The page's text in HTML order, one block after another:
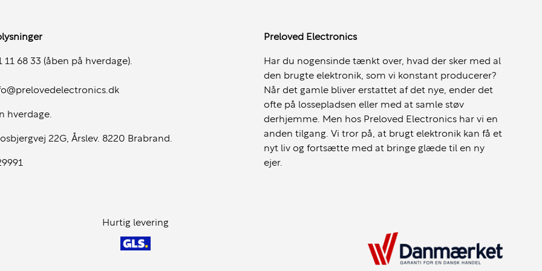
VRAMer udviklet til
11 68 33 (åben på hverdage).
hverdage.
22G, Årslev. 8220 Brabrand.
Preloved Electronics
Har du nogensinde tænkt over, hvad der sker med al
den brugte elektronik, som vi konstant producerer?
Når det gamle bliver erstattet af det nye, ender det
ofte på lossepladsen eller med at samle støv
derhjemme. Men hos Preloved Electronics har vi en
anden tilgang. Vi tror på, at brugt elektronik kan få et
nyt liv og fortsætte med at bringe glæde til en ny
ejer.
Hurtig levering